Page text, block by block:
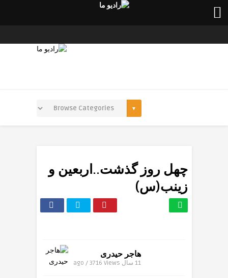
چهل روز گذشت..اربعین و
زینب(س)
هاجر حیدری
11 سال ago / 3716 Views